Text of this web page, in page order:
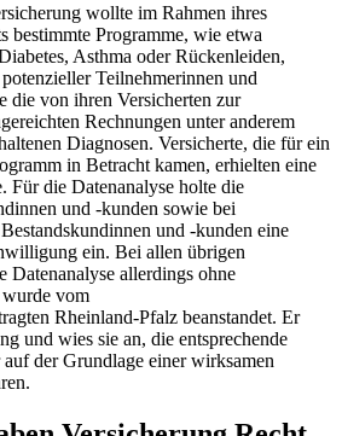
wollte im Rahmen ihres
bestimmte Programme, wie etwa
Asthma oder Rückenleiden,
Teilnehmerinnen und
die von ihren Versicherten zur
Rechnungen unter anderem
Diagnosen. Versicherte, die für ein
in Betracht kamen, erhielten eine
Für die Datenanalyse holte die
und -kunden sowie bei
und -kunden eine
ein. Bei allen übrigen
Datenanalyse allerdings ohne
vom
Rheinland-Pfalz beanstandet. Er
und wies sie an, die entsprechende
der Grundlage einer wirksamen